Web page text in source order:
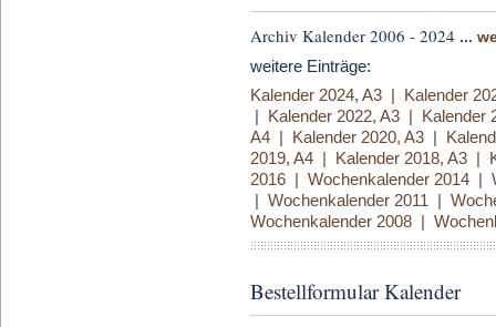
Archiv Kalender 2006 - 2024 ...
weitere Einträge:
Kalender 2024, A3 | Kalender
| Kalender 2022, A3 | Kalender
A4 | Kalender 2020, A3 |
2019, A4 | Kalender 2018, A3 |
2016 | Wochenkalender 2014 |
| Wochenkalender 2011 |
Wochenkalender 2008 |
Bestellformular Kalender